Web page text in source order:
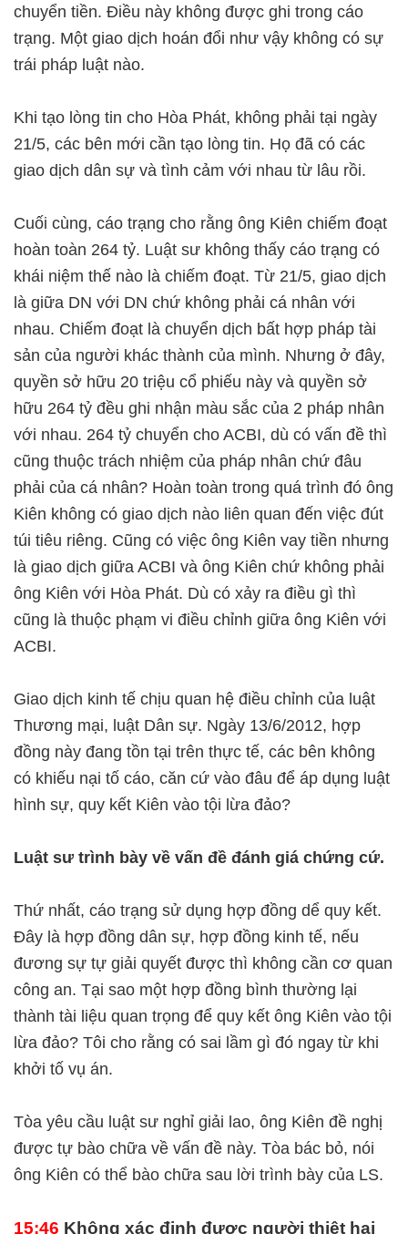
chuyển tiền. Điều này không được ghi trong cáo
trạng. Một giao dịch hoán đổi như vậy không có sự
trái pháp luật nào.
Khi tạo lòng tin cho Hòa Phát, không phải tại ngày
21/5, các bên mới cần tạo lòng tin. Họ đã có các
giao dịch dân sự và tình cảm với nhau từ lâu rồi.
Cuối cùng, cáo trạng cho rằng ông Kiên chiếm đoạt
hoàn toàn 264 tỷ. Luật sư không thấy cáo trạng có
khái niệm thế nào là chiếm đoạt. Từ 21/5, giao dịch
là giữa DN với DN chứ không phải cá nhân với
nhau. Chiếm đoạt là chuyển dịch bất hợp pháp tài
sản của người khác thành của mình. Nhưng ở đây,
quyền sở hữu 20 triệu cổ phiếu này và quyền sở
hữu 264 tỷ đều ghi nhận màu sắc của 2 pháp nhân
với nhau. 264 tỷ chuyển cho ACBI, dù có vấn đề thì
cũng thuộc trách nhiệm của pháp nhân chứ đâu
phải của cá nhân? Hoàn toàn trong quá trình đó ông
Kiên không có giao dịch nào liên quan đến việc đút
túi tiêu riêng. Cũng có việc ông Kiên vay tiền nhưng
là giao dịch giữa ACBI và ông Kiên chứ không phải
ông Kiên với Hòa Phát. Dù có xảy ra điều gì thì
cũng là thuộc phạm vi điều chỉnh giữa ông Kiên với
ACBI.
Giao dịch kinh tế chịu quan hệ điều chỉnh của luật
Thương mại, luật Dân sự. Ngày 13/6/2012, hợp
đồng này đang tồn tại trên thực tế, các bên không
có khiếu nại tố cáo, căn cứ vào đâu để áp dụng luật
hình sự, quy kết Kiên vào tội lừa đảo?
Luật sư trình bày về vấn đề đánh giá chứng cứ.
Thứ nhất, cáo trạng sử dụng hợp đồng dể quy kết.
Đây là hợp đồng dân sự, hợp đồng kinh tế, nếu
đương sự tự giải quyết được thì không cần cơ quan
công an. Tại sao một hợp đồng bình thường lại
thành tài liệu quan trọng để quy kết ông Kiên vào tội
lừa đảo? Tôi cho rằng có sai lầm gì đó ngay từ khi
khởi tố vụ án.
Tòa yêu cầu luật sư nghỉ giải lao, ông Kiên đề nghị
được tự bào chữa về vấn đề này. Tòa bác bỏ, nói
ông Kiên có thể bào chữa sau lời trình bày của LS.
15:46 Không xác định được người thiệt hại